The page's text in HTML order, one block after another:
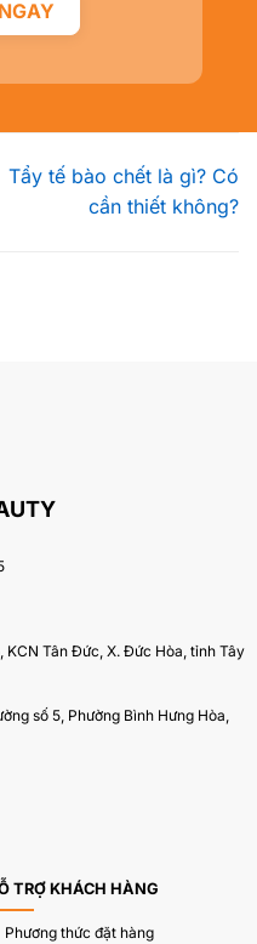
Tẩy tế bào chết là gì? Có
cần thiết không?
Tân Đức, X. Đức Hòa, tỉnh Tây
số 5, Phường Bình Hưng Hòa,
TRỢ KHÁCH HÀNG
Phương thức đặt hàng